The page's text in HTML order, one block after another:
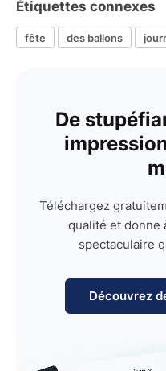
Étiquettes connexes
fête des ballons
De
Téléchargez
qualité et donne
spectaculaire
Découvrez